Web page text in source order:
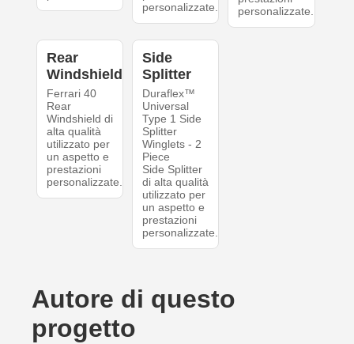
personalizzate.
personalizzate.
Rear
Windshield
Ferrari 40
Rear
Windshield di
alta qualità
utilizzato per
un aspetto e
prestazioni
personalizzate.
Side
Splitter
Duraflex™
Universal
Type 1 Side
Splitter
Winglets - 2
Piece
Side Splitter
di alta qualità
utilizzato per
un aspetto e
prestazioni
personalizzate.
Autore di questo
progetto